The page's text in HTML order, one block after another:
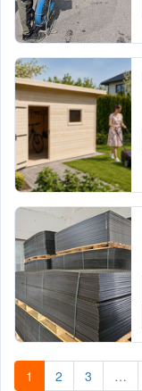
1 2 3 …